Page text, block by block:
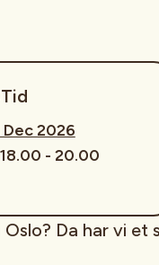
Tid
Dec 2026
- 20.00
Da har vi et